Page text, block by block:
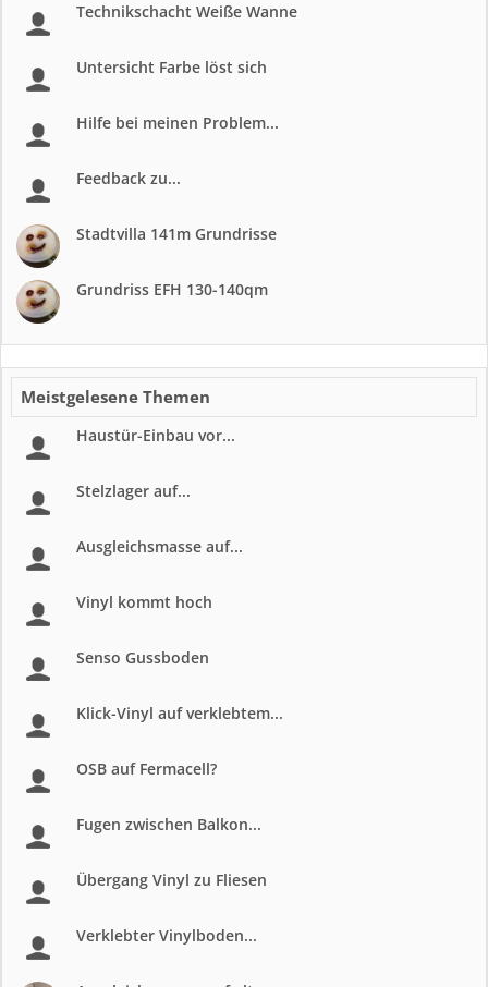
Technikschacht Weiße Wanne
Untersicht Farbe löst sich
Hilfe bei meinen Problem...
Feedback zu...
Stadtvilla 141m Grundrisse
Grundriss EFH 130-140qm
Meistgelesene Themen
Haustür-Einbau vor...
Stelzlager auf...
Ausgleichsmasse auf...
Vinyl kommt hoch
Senso Gussboden
Klick-Vinyl auf verklebtem...
OSB auf Fermacell?
Fugen zwischen Balkon...
Übergang Vinyl zu Fliesen
Verklebter Vinylboden...